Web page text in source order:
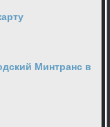
Минтранс в